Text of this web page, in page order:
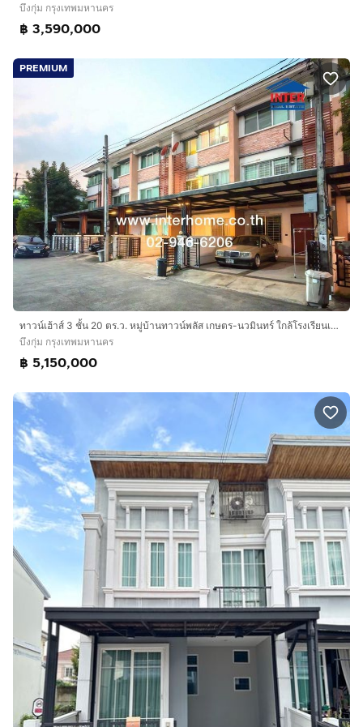
บึงกุ่ม กรุงเทพมหานคร
฿ 3,590,000
PREMIUM
ทาวน์เฮ้าส์ 3 ชั้น 20 ตร.ว. หมู่บ้านทาวน์พลัส เกษตร-นวมินทร์ ใกล้โรงเรียนเลิศหล้า ถนนคลองลำเจียก ถนนประเสริฐมนูกิจ เขตบึงกุ่ม กรุงเทพมหานคร
บึงกุ่ม กรุงเทพมหานคร
฿ 5,150,000